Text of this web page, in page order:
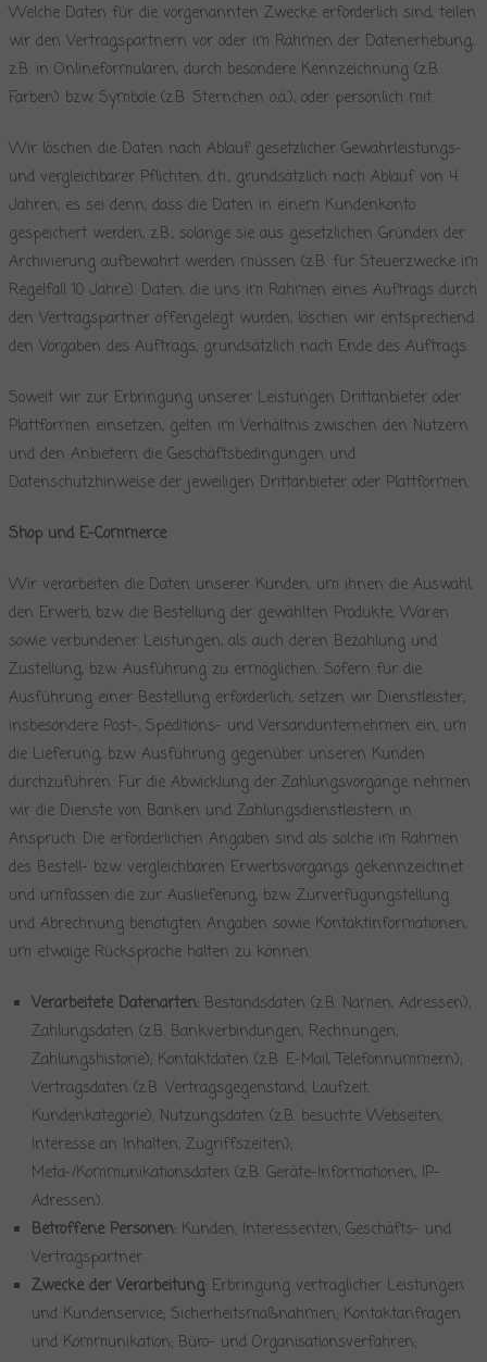
Welche Daten für die vorgenannten Zwecke erforderlich sind, teilen
wir den Vertragspartnern vor oder im Rahmen der Datenerhebung,
z.B. in Onlineformularen, durch besondere Kennzeichnung (z.B.
Farben) bzw. Symbole (z.B. Sternchen o.ä.), oder persönlich mit.
Wir löschen die Daten nach Ablauf gesetzlicher Gewährleistungs-
und vergleichbarer Pflichten, d.h., grundsätzlich nach Ablauf von 4
Jahren, es sei denn, dass die Daten in einem Kundenkonto
gespeichert werden, z.B., solange sie aus gesetzlichen Gründen der
Archivierung aufbewahrt werden müssen (z.B. für Steuerzwecke im
Regelfall 10 Jahre). Daten, die uns im Rahmen eines Auftrags durch
den Vertragspartner offengelegt wurden, löschen wir entsprechend
den Vorgaben des Auftrags, grundsätzlich nach Ende des Auftrags.
Soweit wir zur Erbringung unserer Leistungen Drittanbieter oder
Plattformen einsetzen, gelten im Verhältnis zwischen den Nutzern
und den Anbietern die Geschäftsbedingungen und
Datenschutzhinweise der jeweiligen Drittanbieter oder Plattformen.
Shop und E-Commerce
Wir verarbeiten die Daten unserer Kunden, um ihnen die Auswahl,
den Erwerb, bzw. die Bestellung der gewählten Produkte, Waren
sowie verbundener Leistungen, als auch deren Bezahlung und
Zustellung, bzw. Ausführung zu ermöglichen. Sofern für die
Ausführung einer Bestellung erforderlich, setzen wir Dienstleister,
insbesondere Post-, Speditions- und Versandunternehmen ein, um
die Lieferung, bzw. Ausführung gegenüber unseren Kunden
durchzuführen. Für die Abwicklung der Zahlungsvorgänge nehmen
wir die Dienste von Banken und Zahlungsdienstleistern in
Anspruch. Die erforderlichen Angaben sind als solche im Rahmen
des Bestell- bzw. vergleichbaren Erwerbsvorgangs gekennzeichnet
und umfassen die zur Auslieferung, bzw. Zurverfügungstellung
und Abrechnung benötigten Angaben sowie Kontaktinformationen,
um etwaige Rücksprache halten zu können.
Verarbeitete Datenarten: Bestandsdaten (z.B. Namen, Adressen);
Zahlungsdaten (z.B. Bankverbindungen, Rechnungen,
Zahlungshistorie); Kontaktdaten (z.B. E-Mail, Telefonnummern);
Vertragsdaten (z.B. Vertragsgegenstand, Laufzeit,
Kundenkategorie); Nutzungsdaten (z.B. besuchte Webseiten,
Interesse an Inhalten, Zugriffszeiten);
Meta-/Kommunikationsdaten (z.B. Geräte-Informationen, IP-
Adressen).
Betroffene Personen: Kunden; Interessenten; Geschäfts- und
Vertragspartner.
Zwecke der Verarbeitung: Erbringung vertraglicher Leistungen
und Kundenservice; Sicherheitsmaßnahmen; Kontaktanfragen
und Kommunikation; Büro- und Organisationsverfahren;